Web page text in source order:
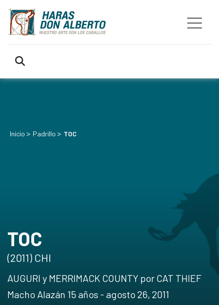
Inicio > Padrillo > TOC
TOC
(2011) CHI
AUGURI y MERRIMACK COUNTY por CAT THIEF
Macho Alazán 15 años - agosto 26, 2011